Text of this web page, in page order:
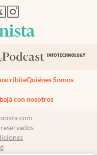
pestaña
nueva pestaña
en nueva pestaña
abre en nueva pestaña
abre en nueva pestaña
Quiénes Somos
con nosotros